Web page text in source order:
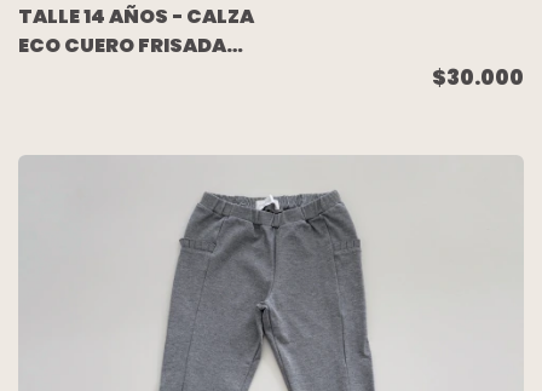
TALLE 14 AÑOS - CALZA
ECO CUERO FRISADA
$30.000